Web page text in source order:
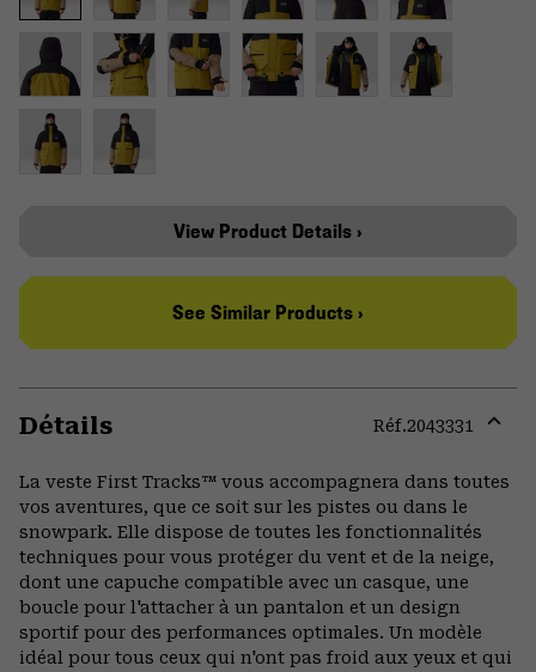
View Product Details ›
See Similar Products ›
Détails Réf.2043331
or
La veste First Tracks™ vous accompagnera dans toutes
vos aventures, que ce soit sur les pistes ou dans le
snowpark. Elle dispose de toutes les fonctionnalités
techniques pour vous protéger du vent et de la neige,
dont une capuche compatible avec un casque, une
boucle pour l'attacher à un pantalon et un design
sportif pour des performances optimales. Un modèle
idéal pour tous ceux qui n'ont pas froid aux yeux et qui